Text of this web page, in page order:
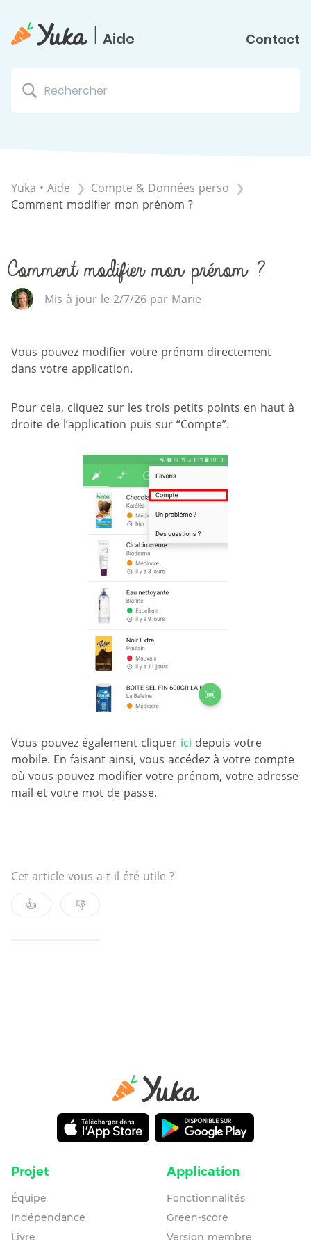
| Aide Contact
Yuka • Aide
​Compte & Données perso
Comment modifier mon prénom ?
Comment modifier mon prénom ?
Mis à jour le 2/7/26 par Marie
Vous pouvez modifier votre prénom directement
dans votre application.
Pour cela, cliquez sur les trois petits points en haut à
droite de l’application puis sur “Compte”.
Vous pouvez également cliquer ici depuis votre
mobile. En faisant ainsi, vous accédez à votre compte
où vous pouvez modifier votre prénom, votre adresse
mail et votre mot de passe.
Cet article vous a-t-il été utile ?
👍
👎
Projet
Équipe
Indépendance
Livre
Application
Fonctionnalités
Green-score
Version membre